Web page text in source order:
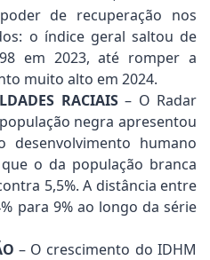
de recuperação nos
o índice geral saltou de
em 2023, até romper a
muito alto em 2024.
RACIAIS– O Radar
negra apresentou
humano
o da população branca
5,5%. A distância entre
para 9% ao longo da série
– O crescimento do IDHM